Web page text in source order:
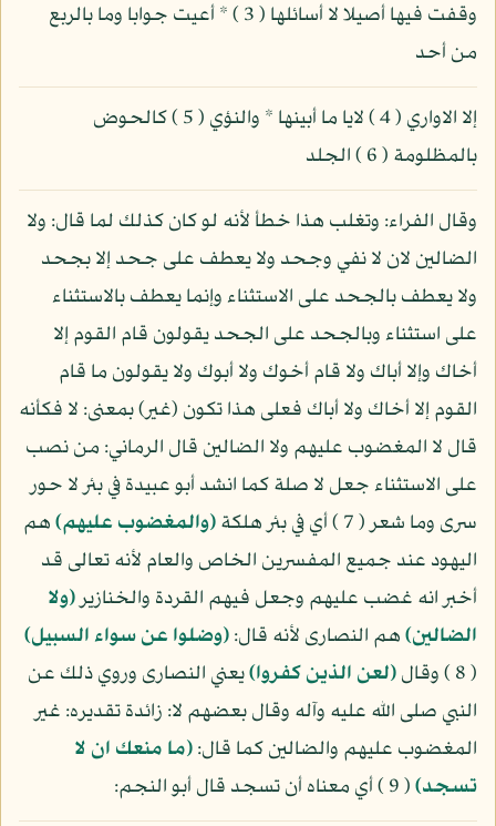
وقفت فيها أصيلا لا أسائلها ( 3 ) * أعيت جوابا وما بالربع
من أحد
إلا الاواري ( 4 ) لايا ما أبينها * والنؤي ( 5 ) كالحوض
بالمظلومة ( 6 ) الجلد
وقال الفراء: وتغلب هذا خطأ لأنه لو كان كذلك لما قال: ولا
الضالين لان لا نفي وجحد ولا يعطف على جحد إلا بجحد
ولا يعطف بالجحد على الاستثناء وإنما يعطف بالاستثناء
على استثناء وبالجحد على الجحد يقولون قام القوم إلا
أخاك وإلا أباك ولا قام أخوك ولا أبوك ولا يقولون ما قام
القوم إلا أخاك ولا أباك فعلى هذا تكون (غير) بمعنى: لا فكأنه
قال لا المغضوب عليهم ولا الضالين قال الرماني: من نصب
على الاستثناء جعل لا صلة كما انشد أبو عبيدة في بئر لا حور
سرى وما شعر ( 7 ) أي في بئر هلكة
(والمغضوب عليهم)هم
اليهود عند جميع المفسرين الخاص والعام لأنه تعالى قد
أخبر انه غضب عليهم وجعل فيهم القردة والخنازير(ولا
الضالين)هم النصارى لأنه قال:(وضلوا عن سواء السبيل)
( 8 ) وقال
(لعن الذين كفروا)يعني النصارى وروي ذلك عن
النبي صلى الله عليه وآله وقال بعضهم لا: زائدة تقديره: غير
المغضوب عليهم والضالين كما قال:(ما منعك ان لا
تسجد)( 9 ) أي معناه أن تسجد قال أبو النجم: